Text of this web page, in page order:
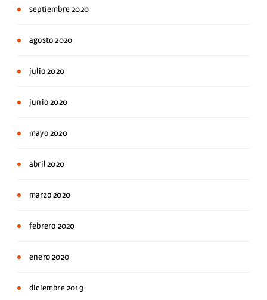
septiembre 2020
agosto 2020
julio 2020
junio 2020
mayo 2020
abril 2020
marzo 2020
febrero 2020
enero 2020
diciembre 2019